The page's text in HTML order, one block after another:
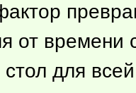
от
для